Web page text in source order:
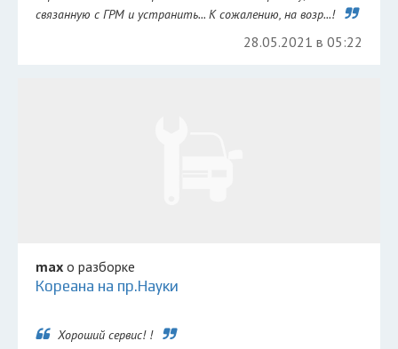
связанную с ГРМ и устранить... К сожалению, на возр...!
28.05.2021 в 05:22
max о разборке
Кореана на пр.Науки
Хороший сервис! !